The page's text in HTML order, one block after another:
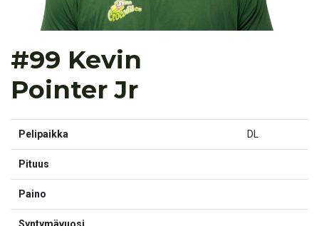
#99 Kevin
Pointer Jr
Pelipaikka DL
Pituus
Paino